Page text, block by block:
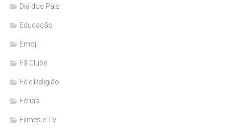
Dia dos Pais
Educação
Emoji
Fã Clube
Fé e Religião
Férias
Filmes e TV